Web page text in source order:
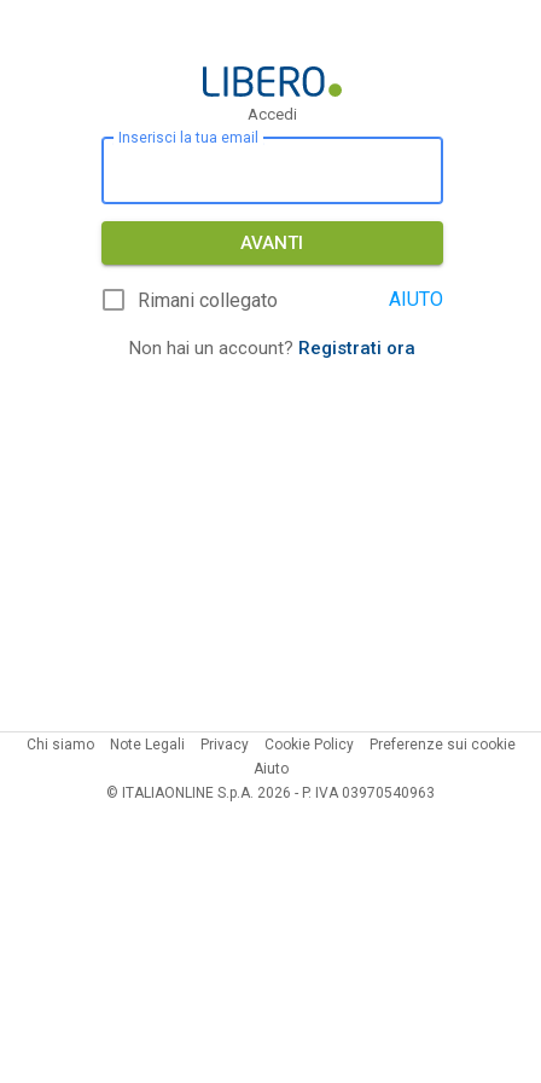
Accedi
Inserisci la tua email
AVANTI
Rimani collegato AIUTO
Non hai un account? Registrati ora
Chi siamo Note Legali Privacy Cookie Policy
Preferenze sui cookie
Aiuto
© ITALIAONLINE S.p.A. 2026 - P. IVA 03970540963